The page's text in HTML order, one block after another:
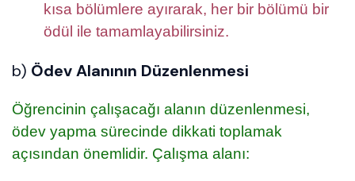
kısa bölümlere ayırarak, her bir bölümü bir
ödül ile tamamlayabilirsiniz.
b) Ödev Alanının Düzenlenmesi
Öğrencinin çalışacağı alanın düzenlenmesi,
ödev yapma sürecinde dikkati toplamak
açısından önemlidir. Çalışma alanı: